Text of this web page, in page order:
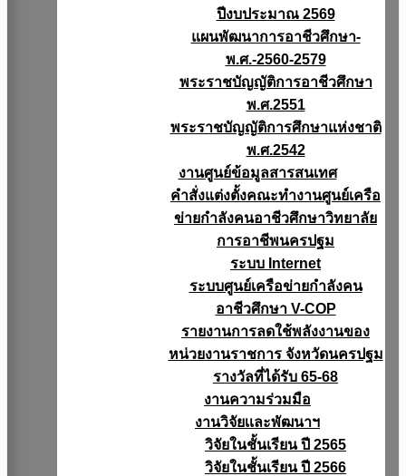
ปีงบประมาณ 2569
แผนพัฒนาการอาชีวศึกษา-
พ.ศ.-2560-2579
พระราชบัญญัติการอาชีวศึกษา
พ.ศ.2551
พระราชบัญญัติการศึกษาแห่งชาติ
พ.ศ.2542
งานศูนย์ข้อมูลสารสนเทศ
คำสั่งแต่งตั้งคณะทำงานศูนย์เครือ
ข่ายกำลังคนอาชีวศึกษาวิทยาลัย
การอาชีพนครปฐม
ระบบ Internet
ระบบศูนย์เครือข่ายกำลังคน
อาชีวศึกษา V-COP
รายงานการลดใช้พลังงานของ
หน่วยงานราชการ จังหวัดนครปฐม
รางวัลที่ได้รับ 65-68
งานความร่วมมือ
งานวิจัยเเละพัฒนาฯ
วิจัยในชั้นเรียน ปี 2565
วิจัยในชั้นเรียน ปี 2566